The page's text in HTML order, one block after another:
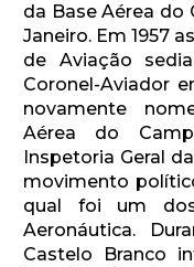
da Base Aérea do
Janeiro. Em 1957
de Aviação
Coronel-Aviador
novamente
Aérea do
Inspetoria Geral
movimento
qual foi um dos
Aeronáutica.
Castelo Branco